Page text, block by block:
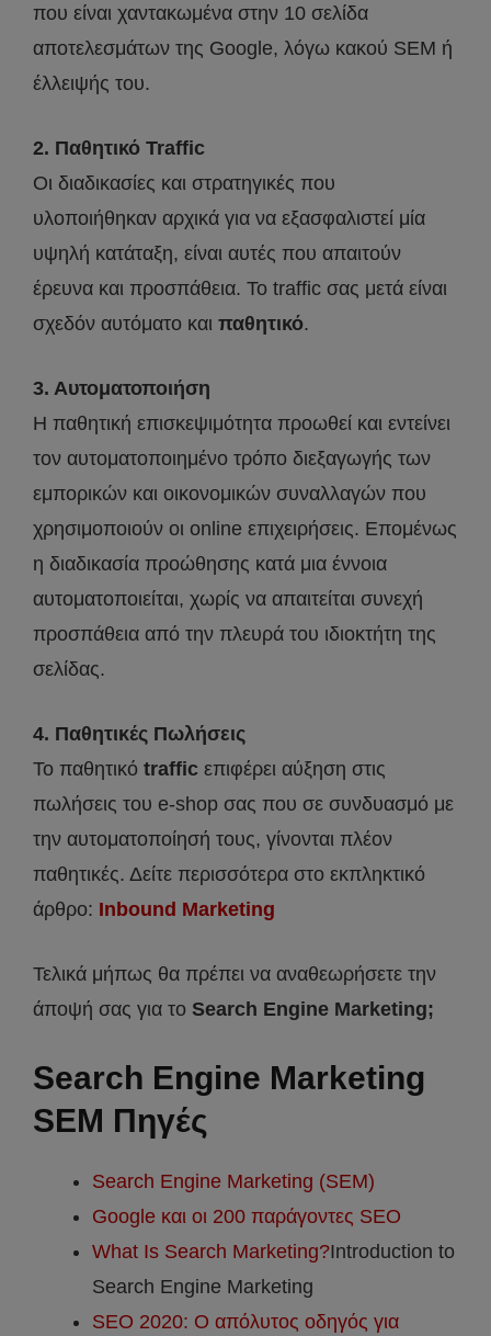
που είναι χαντακωμένα στην 10 σελίδα
αποτελεσμάτων της Google, λόγω κακού SEM ή
έλλειψής του.
2. Παθητικό Traffic
Οι διαδικασίες και στρατηγικές που
υλοποιήθηκαν αρχικά για να εξασφαλιστεί μία
υψηλή κατάταξη, είναι αυτές που απαιτούν
έρευνα και προσπάθεια. Το traffic σας μετά είναι
σχεδόν αυτόματο και παθητικό.
3. Αυτοματοποιήση
Η παθητική επισκεψιμότητα προωθεί και εντείνει
τον αυτοματοποιημένο τρόπο διεξαγωγής των
εμπορικών και οικονομικών συναλλαγών που
χρησιμοποιούν οι online επιχειρήσεις. Επομένως
η διαδικασία προώθησης κατά μια έννοια
αυτοματοποιείται, χωρίς να απαιτείται συνεχή
προσπάθεια από την πλευρά του ιδιοκτήτη της
σελίδας.
4. Παθητικές Πωλήσεις
Το παθητικό traffic επιφέρει αύξηση στις
πωλήσεις του e-shop σας που σε συνδυασμό με
την αυτοματοποίησή τους, γίνονται πλέον
παθητικές. Δείτε περισσότερα στο εκπληκτικό
άρθρο: Inbound Marketing
Τελικά μήπως θα πρέπει να αναθεωρήσετε την
άποψή σας για το Search Engine Marketing;
Search Engine Marketing
SEM Πηγές
Search Engine Marketing (SEM)
Google και οι 200 παράγοντες SEO
What Is Search Marketing?Introduction to
Search Engine Marketing
SEO 2020: Ο απόλυτος οδηγός για